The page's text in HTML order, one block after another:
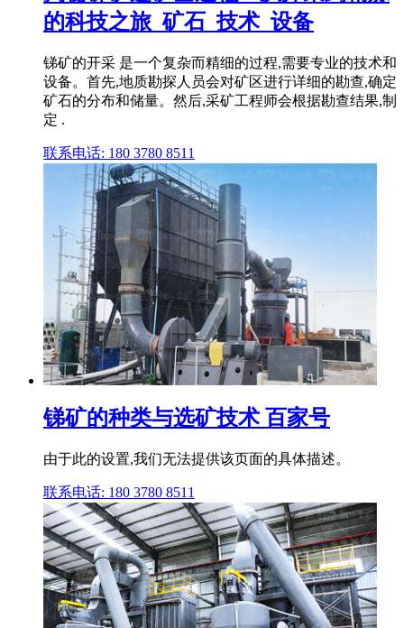
的科技之旅_矿石_技术_设备
锑矿的开采 是一个复杂而精细的过程,需要专业的技术和
设备。首先,地质勘探人员会对矿区进行详细的勘查,确定
矿石的分布和储量。然后,采矿工程师会根据勘查结果,制
定 .
联系电话: 180 3780 8511
锑矿的种类与选矿技术 百家号
由于此的设置,我们无法提供该页面的具体描述。
联系电话: 180 3780 8511